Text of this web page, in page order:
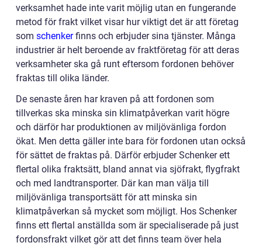
verksamhet hade inte varit möjlig utan en fungerande
metod för frakt vilket visar hur viktigt det är att företag
som schenkerfinns och erbjuder sina tjänster. Många
industrier är helt beroende av fraktföretag för att deras
verksamheter ska gå runt eftersom fordonen behöver
fraktas till olika länder.
De senaste åren har kraven på att fordonen som
tillverkas ska minska sin klimatpåverkan varit högre
och därför har produktionen av miljövänliga fordon
ökat. Men detta gäller inte bara för fordonen utan också
för sättet de fraktas på. Därför erbjuder Schenker ett
flertal olika fraktsätt, bland annat via sjöfrakt, flygfrakt
och med landtransporter. Där kan man välja till
miljövänliga transportsätt för att minska sin
klimatpåverkan så mycket som möjligt. Hos Schenker
finns ett flertal anställda som är specialiserade på just
fordonsfrakt vilket gör att det finns team över hela